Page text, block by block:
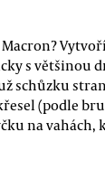
s většinou
schůzku
(podle
na vahách,